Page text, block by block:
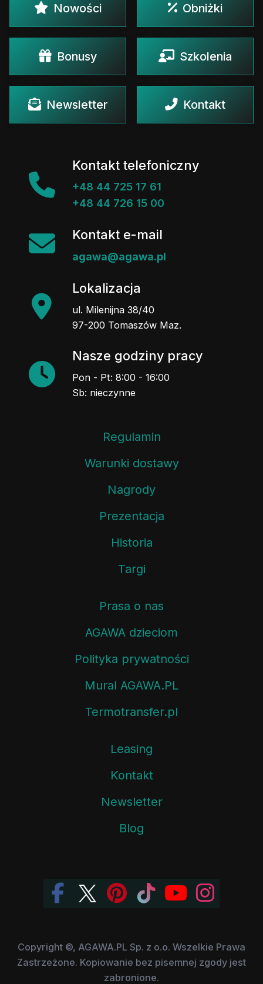
Nowości Obniżki
Bonusy Szkolenia
Newsletter Kontakt
Kontakt telefoniczny
+48 44 725 17 61
+48 44 726 15 00
Kontakt e-mail
agawa@agawa.pl
Lokalizacja
ul. Milenijna 38/40
97-200 Tomaszów Maz.
Nasze godziny pracy
Pon - Pt: 8:00 - 16:00
Sb: nieczynne
Regulamin
Warunki dostawy
Nagrody
Prezentacja
Historia
Targi
Prasa o nas
AGAWA dzieciom
Polityka prywatności
Mural AGAWA.PL
Termotransfer.pl
Leasing
Kontakt
Newsletter
Blog
Copyright ©, AGAWA.PL Sp. z o.o. Wszelkie Prawa
Zastrzeżone. Kopiowanie bez pisemnej zgody jest
zabronione.